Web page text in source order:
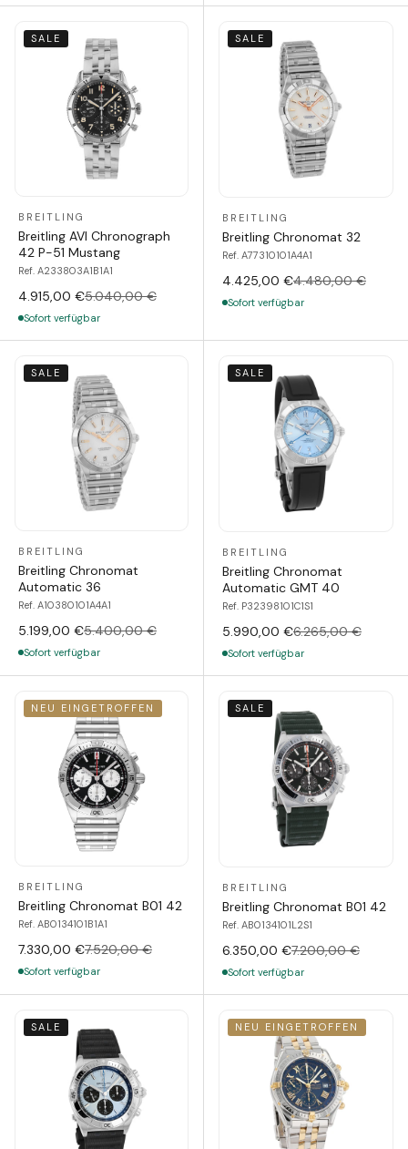
SALE
BREITLING
Breitling AVI Chronograph
42 P-51 Mustang
Ref. A233803A1B1A1
4.915,00 €5.040,00 €
Sofort verfügbar
SALE
BREITLING
Breitling Chronomat 32
Ref. A77310101A4A1
4.425,00 €4.480,00 €
Sofort verfügbar
SALE
BREITLING
Breitling Chronomat
Automatic 36
Ref. A10380101A4A1
5.199,00 €5.400,00 €
Sofort verfügbar
SALE
BREITLING
Breitling Chronomat
Automatic GMT 40
Ref. P32398101C1S1
5.990,00 €6.265,00 €
Sofort verfügbar
NEU EINGETROFFEN
BREITLING
Breitling Chronomat B01 42
Ref. AB0134101B1A1
7.330,00 €7.520,00 €
Sofort verfügbar
SALE
BREITLING
Breitling Chronomat B01 42
Ref. AB0134101L2S1
6.350,00 €7.200,00 €
Sofort verfügbar
SALE NEU EINGETROFFEN